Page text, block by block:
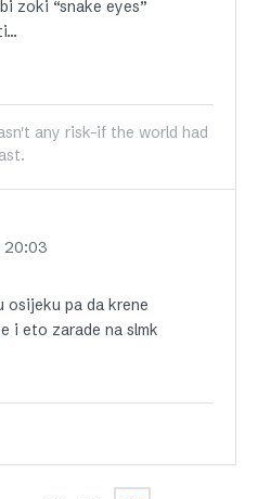
zoki “snake eyes”
any risk-if the world had
20:03
osijeku pa da krene
i eto zarade na slmk